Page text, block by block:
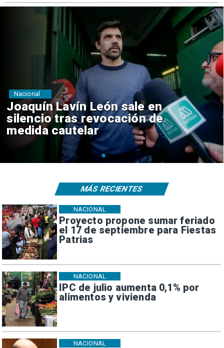
Chile y Venezuela formalizan
reinicio de relaciones
consulares
Nacional
Proyecto propone sumar feriado
el 17 de septiembre para Fiestas
Patrias
NACIONAL
IPC de julio aumenta 0,1% por
alimentos y vivienda
NACIONAL
NACIONAL
MÁS RECIENTES